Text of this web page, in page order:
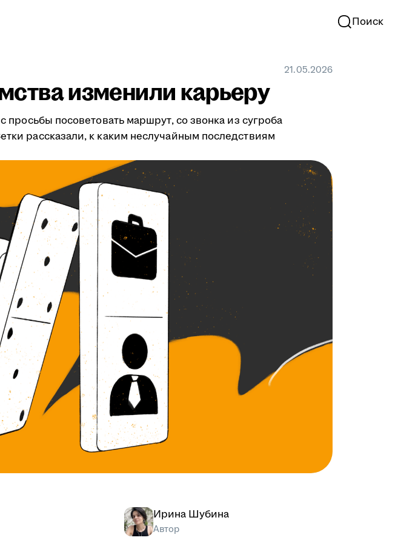
Поиск
21.05.2026
изменили карьеру
посоветовать маршрут, со звонка из сугроба
рассказали, к каким неслучайным последствиям
Ирина Шубина
Автор